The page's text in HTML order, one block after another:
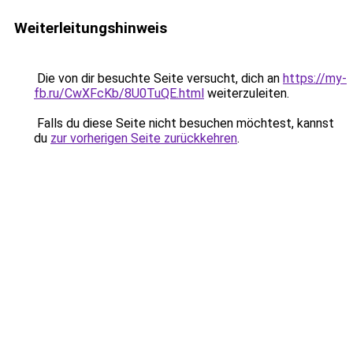
Weiterleitungshinweis
Die von dir besuchte Seite versucht, dich an https://my-
fb.ru/CwXFcKb/8U0TuQE.html weiterzuleiten.
Falls du diese Seite nicht besuchen möchtest, kannst
du zur vorherigen Seite zurückkehren.